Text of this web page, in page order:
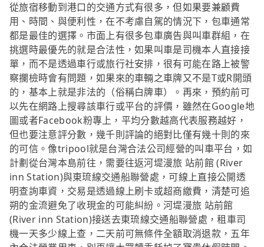
從旅宿移動到港口的交通方式有很多，但如果要兼顧費
用、時間、與便利性，在不考慮自駕的情況下，包車通常
都是最佳的選擇。市面上有很多包車廣告與叫車群組，在
挑選時最優先的就是合法性，如果叫車是司機本人直接接
單，而不是透過車行或旅行社安排，很有可能在路上被警
察攔檢時會有問題，如果來的車輛之車牌又不是T或R開頭
的，基本上就是非法的（俗稱白牌車）。再來，預約前可
以先在網路上搜尋該車行或平台的評價，雖然在Google地
圖或者Facebook粉專上，平均分數越高代表服務越好，
但也要注意評分數，幾千則評論的絕對比僅有幾十則的來
的可信。像tripool就是台灣合法公司經營的叫車平台，如
計劃從台灣本島前往，需要往返河堤漫旅 站前館 (River
inn Station)與東琉線交通船聯營處，可線上直接公開透
明查詢車資，交易是透過線上刷卡或超商繳費，清楚可追
朔的金流避免了收現金的可能糾紛。河堤漫旅 站前館
(River inn Station)接送去東琉線交通船聯營處，租車司
機一天多少線上查，二天前可無條件全額取消退款，五年